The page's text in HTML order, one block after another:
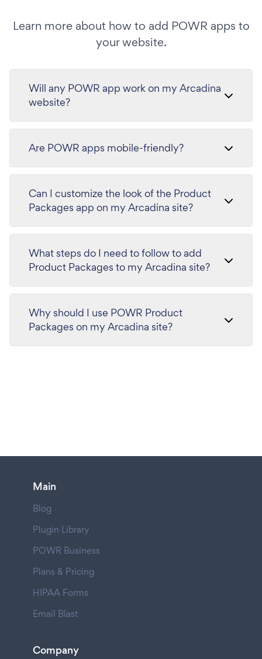
Learn more about how to add POWR apps to
your website.
Will any POWR app work on my Arcadina
website?
Are POWR apps mobile-friendly?
Can I customize the look of the Product
Packages app on my Arcadina site?
What steps do I need to follow to add
Product Packages to my Arcadina site?
Why should I use POWR Product
Packages on my Arcadina site?
Main
Blog
Plugin Library
POWR Business
Plans & Pricing
HIPAA Forms
Email Blast
Company